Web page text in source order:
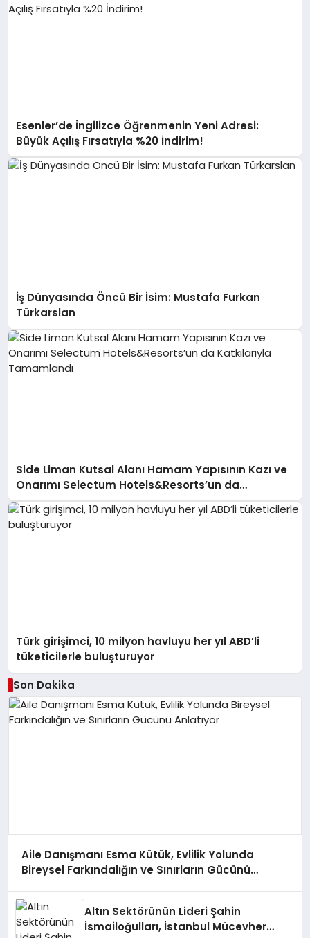
Esenler’de İngilizce Öğrenmenin Yeni Adresi:
Büyük Açılış Fırsatıyla %20 İndirim!
İş Dünyasında Öncü Bir İsim: Mustafa Furkan
Türkarslan
Side Liman Kutsal Alanı Hamam Yapısının Kazı ve
Onarımı Selectum Hotels&Resorts’un da
Katkılarıyla Tamamlandı
Türk girişimci, 10 milyon havluyu her yıl ABD’li
tüketicilerle buluşturuyor
Son Dakika
Aile Danışmanı Esma Kütük, Evlilik Yolunda
Bireysel Farkındalığın ve Sınırların Gücünü
Altın Sektörünün Lideri Şahin
İsmailoğulları, İstanbul Mücevher